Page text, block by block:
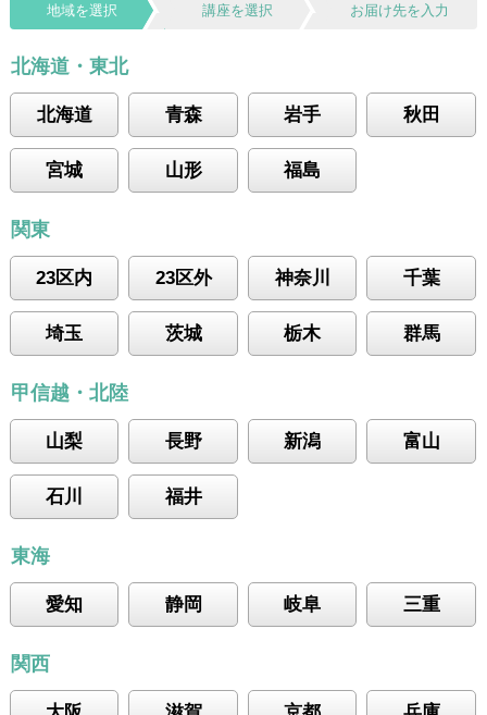
地域を選択 講座を選択 お届け先を入力
北海道・東北
北海道 青森 岩手 秋田
宮城 山形 福島
関東
23区内 23区外 神奈川 千葉
埼玉 茨城 栃木 群馬
甲信越・北陸
山梨 長野 新潟 富山
石川 福井
東海
愛知 静岡 岐阜 三重
関西